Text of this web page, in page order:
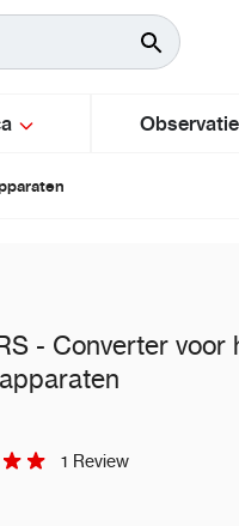
Observatie
- Converter voor
1 Review